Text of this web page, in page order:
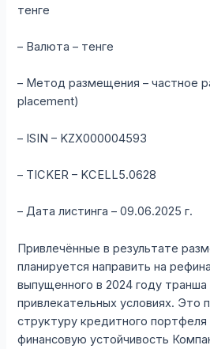
тенге
– Валюта – тенге
– Метод размещения – частное
placement)
– ISIN – KZX000004593
– TICKER – KCELL5.0628
– Дата листинга – 09.06.2025 г.
Привлечённые в результате
планируется направить на
выпущенного в 2024 году транша
привлекательных условиях. Это
структуру кредитного портфеля
финансовую устойчивость